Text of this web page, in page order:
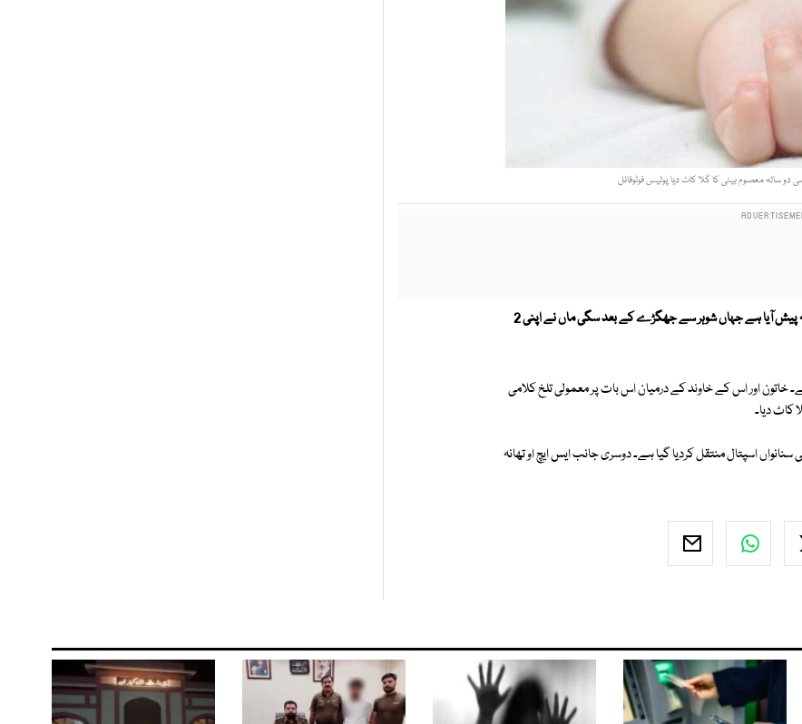
سالہ معصوم بیٹی کا گلا کاٹ دیا پولیس فوٹوفائل
مظفر گڑھ کے علاقے بستی گشکوری میں نہایت افسوسناک واقعہ پیش آیا ہے جہاں شوہر سے جھگڑے کے بعد سگی ماں نے اپنی 2
اور اس کے خاوند کے درمیان اس بات پر معمولی تلخ کلامی
اسپتال منتقل کردیا گیا ہے۔ دوسری جانب ایس ایچ او تھانہ